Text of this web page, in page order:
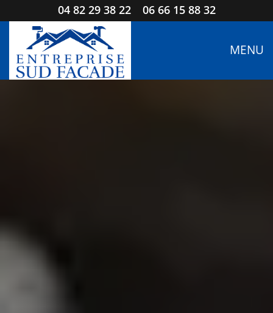
04 82 29 38 22 06 66 15 88 32
MENU